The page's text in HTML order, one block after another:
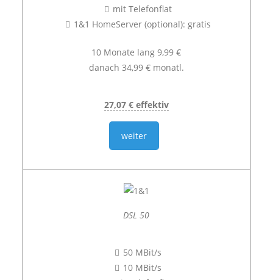
mit Telefonflat
1&1 HomeServer (optional): gratis
10 Monate lang 9,99 €
danach 34,99 € monatl.
27,07 € effektiv
weiter
DSL 50
50 MBit/s
10 MBit/s